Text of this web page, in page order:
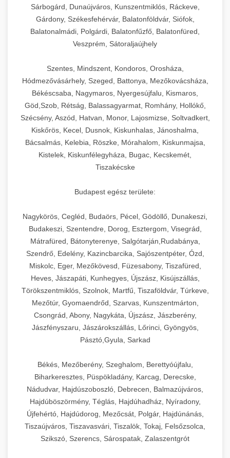
Sárbogárd, Dunaújváros, Kunszentmiklós, Ráckeve,
Gárdony, Székesfehérvár, Balatonföldvár, Siófok,
Balatonalmádi, Polgárdi, Balatonfűzfő, Balatonfüred,
Veszprém, Sátoraljaújhely
Szentes, Mindszent, Kondoros, Orosháza,
Hódmezővásárhely, Szeged, Battonya, Mezőkovácsháza,
Békéscsaba, Nagymaros, Nyergesújfalu, Kismaros,
Göd,Szob, Rétság, Balassagyarmat, Romhány, Hollókő,
Szécsény, Aszód, Hatvan, Monor, Lajosmizse, Soltvadkert,
Kiskőrös, Kecel, Dusnok, Kiskunhalas, Jánoshalma,
Bácsalmás, Kelebia, Röszke, Mórahalom, Kiskunmajsa,
Kistelek, Kiskunfélegyháza, Bugac, Kecskemét,
Tiszakécske
Budapest egész területe:
Nagykörös, Cegléd, Budaörs, Pécel, Gödöllő, Dunakeszi,
Budakeszi, Szentendre, Dorog, Esztergom, Visegrád,
Mátrafüred, Bátonyterenye, Salgótarján,Rudabánya,
Szendrő, Edelény, Kazincbarcika, Sajószentpéter, Ózd,
Miskolc, Eger, Mezőkövesd, Füzesabony, Tiszafüred,
Heves, Jászapáti, Kunhegyes, Újszász, Kisújszállás,
Törökszentmiklós, Szolnok, Martfű, Tiszaföldvár, Túrkeve,
Mezőtúr, Gyomaendrőd, Szarvas, Kunszentmárton,
Csongrád, Abony, Nagykáta, Újszász, Jászberény,
Jászfényszaru, Jászárokszállás, Lőrinci, Gyöngyös,
Pásztó,Gyula, Sarkad
Békés, Mezőberény, Szeghalom, Berettyóújfalu,
Biharkeresztes, Püspökladány, Karcag, Derecske,
Nádudvar, Hajdúszoboszló, Debrecen, Balmazújváros,
Hajdúböszörmény, Téglás, Hajdúhadház, Nyíradony,
Újfehértó, Hajdúdorog, Mezőcsát, Polgár, Hajdúnánás,
Tiszaújváros, Tiszavasvári, Tiszalök, Tokaj, Felsőzsolca,
Szikszó, Szerencs, Sárospatak, Zalaszentgrót